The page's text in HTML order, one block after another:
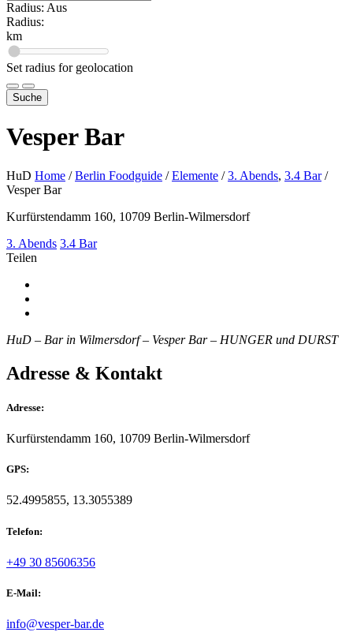
Radius: Aus
Radius:
km
Set radius for geolocation
Suche
Vesper Bar
HuD Home / Berlin Foodguide / Elemente / 3. Abends, 3.4 Bar /
Vesper Bar
Kurfürstendamm 160, 10709 Berlin-Wilmersdorf
3. Abends 3.4 Bar
Teilen
HuD – Bar in Wilmersdorf – Vesper Bar – HUNGER und DURST
Adresse & Kontakt
Adresse:
Kurfürstendamm 160, 10709 Berlin-Wilmersdorf
GPS:
52.4995855, 13.3055389
Telefon:
+49 30 85606356
E-Mail:
info@vesper-bar.de